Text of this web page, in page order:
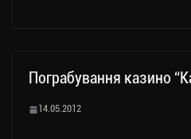
Пограбування казино
14.05.2012